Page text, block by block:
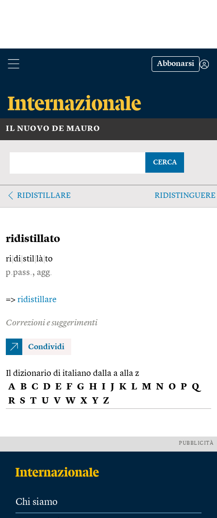
Abbonarsi
IL NUOVO DE MAURO
CERCA
RIDISTILLARE RIDISTINGUERE
ridistillato
ri di stil là to
p.pass., agg.
=> ridistillare
Correzioni e suggerimenti
Condividi
Il dizionario di italiano dalla a alla z
A B C D E F G H I J K L M N O P Q
R S T U V W X Y Z
PUBBLICITÀ
Chi siamo